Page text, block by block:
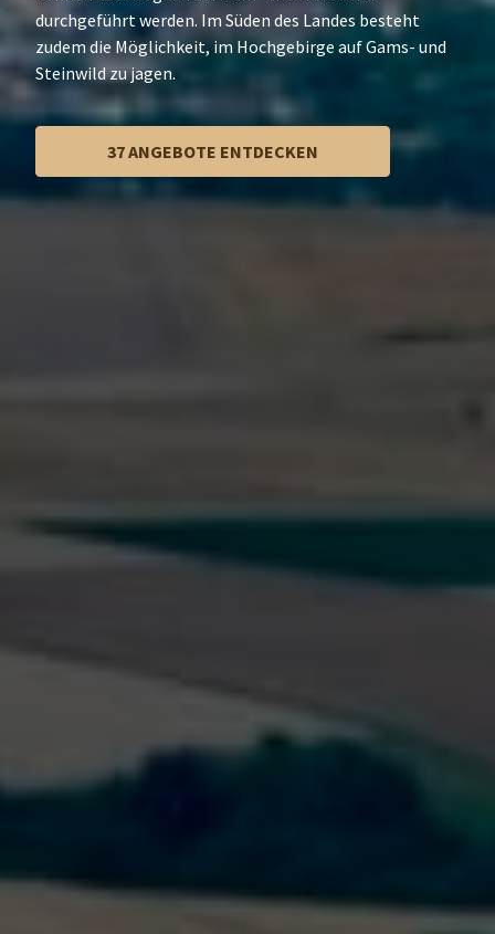
durchgeführt werden. Im Süden des Landes besteht
zudem die Möglichkeit, im Hochgebirge auf Gams- und
Steinwild zu jagen.
37 ANGEBOTE ENTDECKEN